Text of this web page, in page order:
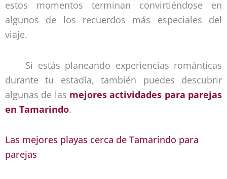
estos momentos terminan convirtiéndose en
algunos de los recuerdos más especiales del
viaje.
Si estás planeando experiencias románticas
durante tu estadía, también puedes descubrir
algunas de las mejores actividades para parejas
en Tamarindo.
Las mejores playas cerca de Tamarindo para
parejas